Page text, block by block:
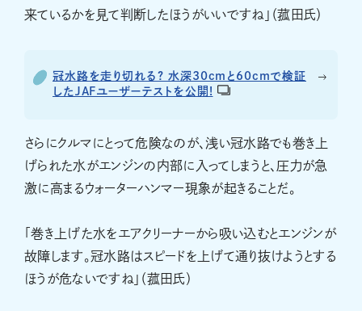
来ているかを見て判断したほうがいいですね」（菰田氏）
冠水路を走り切れる? 水深30cmと60cmで検証
したJAFユーザーテストを公開!
さらにクルマにとって危険なのが、浅い冠水路でも巻き上
げられた水がエンジンの内部に入ってしまうと、圧力が急
激に高まるウォーターハンマー現象が起きることだ。
「巻き上げた水をエアクリーナーから吸い込むとエンジンが
故障します。冠水路はスピードを上げて通り抜けようとする
ほうが危ないですね」（菰田氏）